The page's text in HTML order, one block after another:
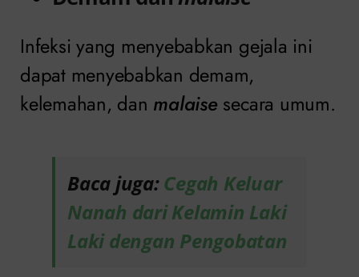
Infeksi yang menyebabkan gejala ini
dapat menyebabkan demam,
kelemahan, dan malaisesecara umum.
Baca juga:Cegah Keluar
Nanah dari Kelamin Laki
Laki dengan Pengobatan